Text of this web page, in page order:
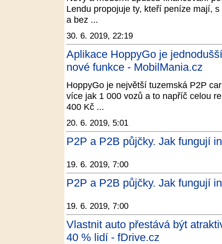
Lendu propojuje ty, kteří peníze mají,
a bez ...
30. 6. 2019, 22:19
Aplikace HoppyGo je
nové funkce - MobilMania.cz
HoppyGo je největší tuzemská P2P
více jak 1 000 vozů a to napříč celou
400 Kč ...
20. 6. 2019, 5:01
P2P a P2B půjčky. Jak fungují
19. 6. 2019, 7:00
P2P a P2B půjčky. Jak fungují
19. 6. 2019, 7:00
Vlastnit auto přestává být
40 % lidí - fDrive.cz